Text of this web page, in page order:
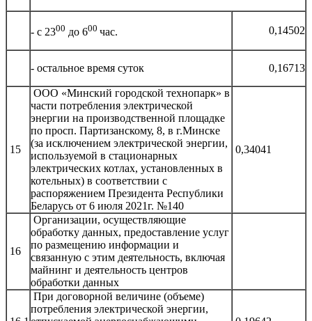
- с 2300 до 600 час. 0,14502
- остальное время суток 0,16713
15
ООО «Минский городской технопарк» в
части потребления электрической
энергии на производственной площадке
по просп. Партизанскому, 8, в г.Минске
(за исключением электрической энергии,
используемой в стационарных
электрических котлах, установленных в
котельных) в соответствии с
распоряжением Президента Республики
Беларусь от 6 июля 2021г. №140
0,34041
16
Организации, осуществляющие
обработку данных, предоставление услуг
по размещению информации и
связанную с этим деятельность, включая
майнинг и деятельность центров
обработки данных
При договорной величине (объеме)
потребления электрической энергии,